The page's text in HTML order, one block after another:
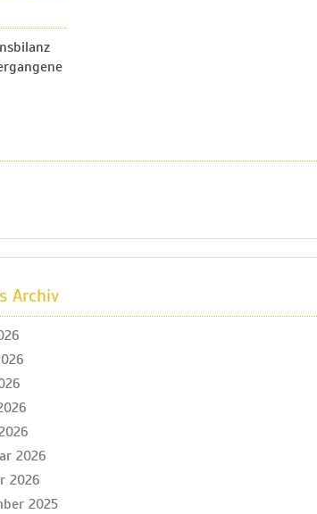
Archiv
2026
2026
2025